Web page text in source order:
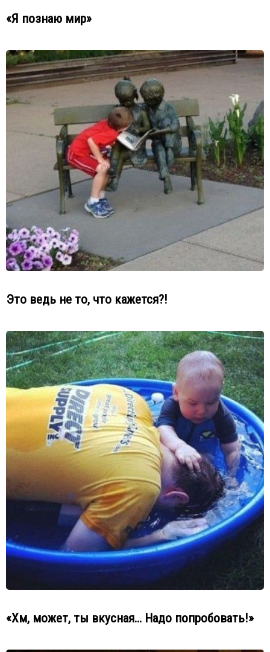
«Я познаю мир»
Это ведь не то, что кажется?!
«Хм, может, ты вкусная… Надо попробовать!»